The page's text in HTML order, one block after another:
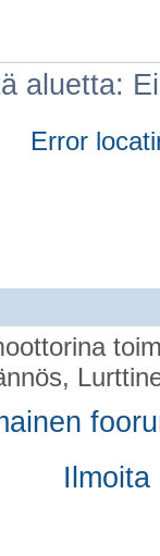
aluetta:
Error